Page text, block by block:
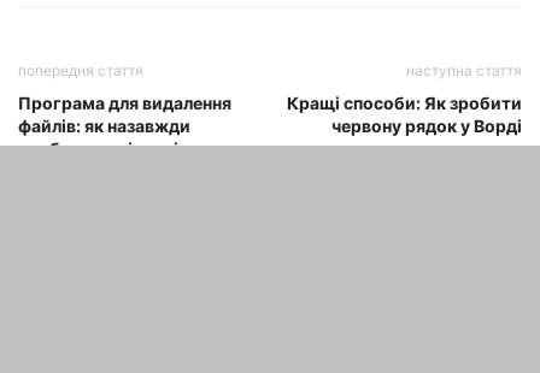
попередня стаття
Програма для видалення
файлів: як назавжди
прибрати сміття зі свого
наступна стаття
Кращі способи: Як зробити
червону рядок у Ворді